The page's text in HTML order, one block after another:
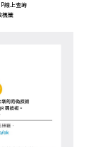
線上查詢
標籤